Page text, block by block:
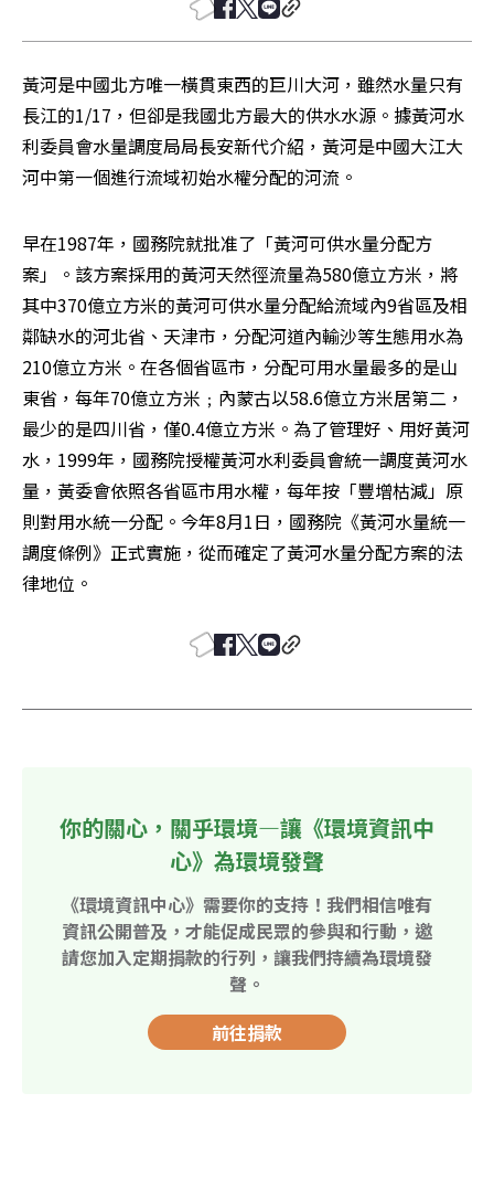
黃河是中國北方唯一橫貫東西的巨川大河，雖然水量只有
長江的1/17，但卻是我國北方最大的供水水源。據黃河水
利委員會水量調度局局長安新代介紹，黃河是中國大江大
河中第一個進行流域初始水權分配的河流。
早在1987年，國務院就批准了「黃河可供水量分配方
案」。該方案採用的黃河天然徑流量為580億立方米，將
其中370億立方米的黃河可供水量分配給流域內9省區及相
鄰缺水的河北省、天津市，分配河道內輸沙等生態用水為
210億立方米。在各個省區市，分配可用水量最多的是山
東省，每年70億立方米﹔內蒙古以58.6億立方米居第二，
最少的是四川省，僅0.4億立方米。為了管理好、用好黃河
水，1999年，國務院授權黃河水利委員會統一調度黃河水
量，黃委會依照各省區市用水權，每年按「豐增枯減」原
則對用水統一分配。今年8月1日，國務院《黃河水量統一
調度條例》正式實施，從而確定了黃河水量分配方案的法
律地位。
你的關心，關乎環境—讓《環境資訊中
心》為環境發聲
《環境資訊中心》需要你的支持！我們相信唯有
資訊公開普及，才能促成民眾的參與和行動，邀
請您加入定期捐款的行列，讓我們持續為環境發
聲。
前往捐款